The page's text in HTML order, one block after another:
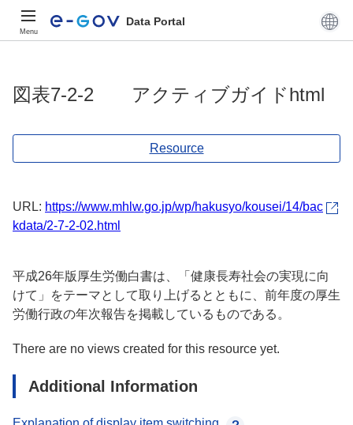
Menu
Data Portal
図表7-2-2 アクティブガイドhtml
Resource
URL: https://www.mhlw.go.jp/wp/hakusyo/kousei/14/bac
kdata/2-7-2-02.html
平成26年版厚生労働白書は、「健康長寿社会の実現に向
けて」をテーマとして取り上げるとともに、前年度の厚生
労働行政の年次報告を掲載しているものである。
There are no views created for this resource yet.
Additional Information